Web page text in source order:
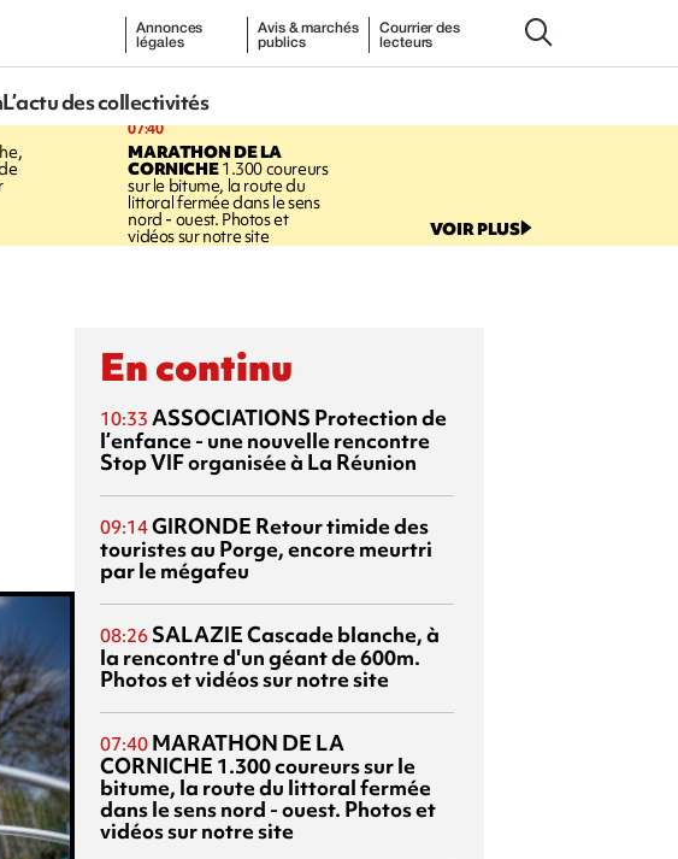
Annonces
légales
Avis & marchés
publics
Courrier des
lecteurs
L’actu des collectivités
07:40
MARATHON DE LA
CORNICHE1.300 coureurs
sur le bitume, la route du
littoral fermée dans le sens
nord - ouest. Photos et
vidéos sur notre site VOIR PLUS
En continu
10:33 ASSOCIATIONS Protection de
l’enfance - une nouvelle rencontre
Stop VIF organisée à La Réunion
09:14GIRONDE Retour timide des
touristes au Porge, encore meurtri
par le mégafeu
08:26 SALAZIECascade blanche, à
la rencontre d'un géant de 600m.
Photos et vidéos sur notre site
07:40 MARATHON DE LA
CORNICHE 1.300 coureurs sur le
bitume, la route du littoral fermée
dans le sens nord - ouest. Photos et
vidéos sur notre site